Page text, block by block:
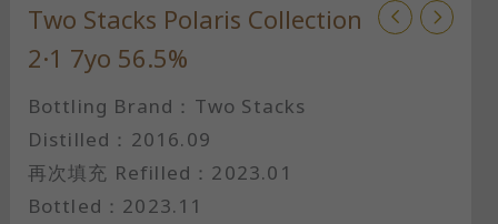
Two Stacks Polaris Collection
2·1 7yo 56.5%
Bottling Brand：Two Stacks
Distilled：2016.09
再次填充 Refilled：2023.01
Bottled：2023.11